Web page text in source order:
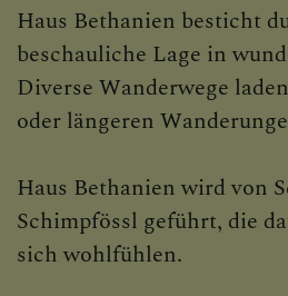
Geschichte
Haus Bethanien besticht
beschauliche Lage in
Diverse Wanderwege
oder längeren
Haus Bethanien wird von
Schimpfössl geführt, die
sich wohlfühlen.